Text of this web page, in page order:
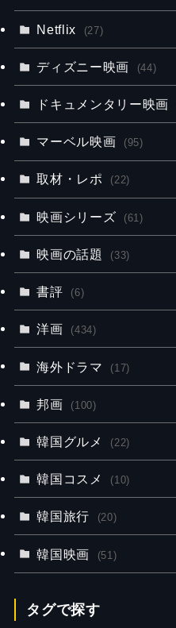
Netflix (27)
ディズニー映画 (44)
ドキュメンタリー映画
マーベル映画 (95)
取材・レポ (22)
映画シリーズ (61)
映画の話題 (33)
書評 (6)
洋画 (434)
海外ドラマ (17)
邦画 (100)
韓国グルメ (22)
韓国コスメ (10)
韓国旅行 (20)
韓国映画 (51)
タグで探す